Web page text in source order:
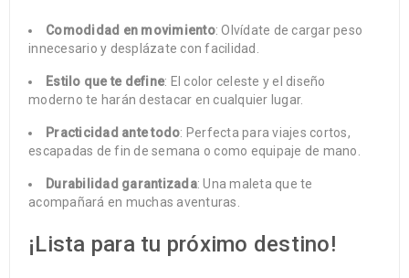
Comodidad en movimiento: Olvídate de cargar peso
innecesario y desplázate con facilidad.
Estilo que te define: El color celeste y el diseño
moderno te harán destacar en cualquier lugar.
Practicidad ante todo: Perfecta para viajes cortos,
escapadas de fin de semana o como equipaje de mano.
Durabilidad garantizada: Una maleta que te
acompañará en muchas aventuras.
¡Lista para tu próximo destino!